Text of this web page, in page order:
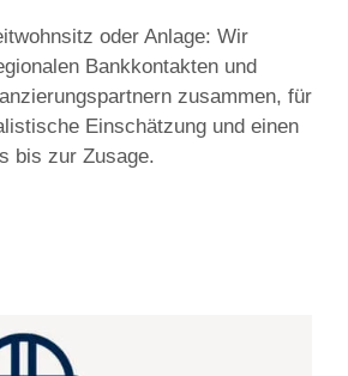
oder Anlage: Wir
Bankkontakten und
zusammen, für
Einschätzung und einen
bis zur Zusage.